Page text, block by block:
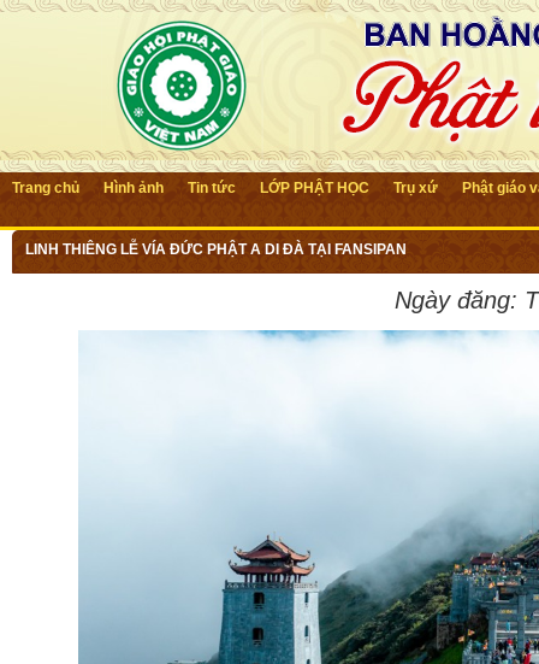
Trang chủ Hình ảnh Tin tức LỚP PHẬT HỌC Trụ xứ Phật giáo
LINH THIÊNG LỄ VÍA ĐỨC PHẬT A DI ĐÀ TẠI FANSIPAN
Ngày đăng: